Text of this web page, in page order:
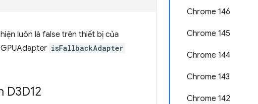
Chrome 146
Chrome 145
Chrome 144
Chrome 143
Chrome 142
hiện luôn là false trên thiết bị của
isFallbackAdapter
D3D12